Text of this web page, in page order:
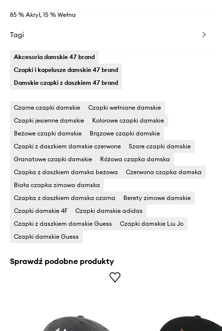
85 % Akryl, 15 % Wełna
Tagi
Akcesoria damskie 47 brand
Czapki i kapelusze damskie 47 brand
Damskie czapki z daszkiem 47 brand
Czarne czapki damskie
Czapki wełniane damskie
Czapki jesienne damskie
Kolorowe czapki damskie
Beżowe czapki damskie
Brązowe czapki damskie
Czapki z daszkiem damskie czerwone
Szare czapki damskie
Granatowe czapki damskie
Różowa czapka damska
Czapka z daszkiem damska beżowa
Czerwona czapka damska
Biała czapka zimowa damska
Czapka z daszkiem damska czarna
Berety zimowe damskie
Czapki damskie 4F
Czapki damskie adidas
Czapki z daszkiem damskie Guess
Czapki damskie Liu Jo
Czapki damskie Guess
Sprawdź podobne produkty